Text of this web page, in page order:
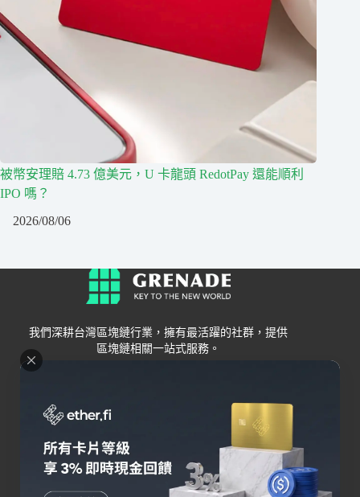
被幣安理賠 4.73 億美元，U 卡龍頭 RedotPay 還能順利
IPO 嗎？
2026/08/06
我們深耕台灣區塊鏈行業，擁有最活躍的社群，提供
區塊鏈相關一站式服務。
Grenade
關於我們
聯絡我們
錢包
交易所
Bybit
OKX
HOYA BIT